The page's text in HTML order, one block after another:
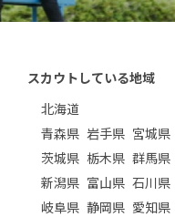
スカウトしている地域
北海道
青森県 岩手県 宮城県
茨城県 栃木県 群馬県
新潟県 富山県 石川県
岐阜県 静岡県 愛知県